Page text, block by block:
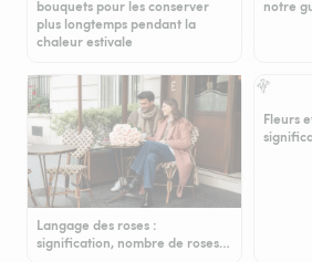
bouquets pour les conserver
plus longtemps pendant la
chaleur estivale
notre
Langage des roses :
signification, nombre de roses…
Fleurs